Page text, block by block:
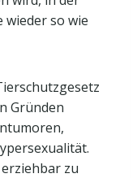
wieder so wie
Gründen
zu